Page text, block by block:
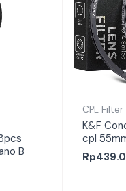
B
CPL Filter
K&F
cpl
Rp